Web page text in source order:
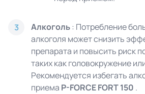
3 Алкоголь: Потребление
алкоголя может снизить
препарата и повысить риск
таких как головокружение
Рекомендуется избегать
приема P-FORCE FORT 150 .